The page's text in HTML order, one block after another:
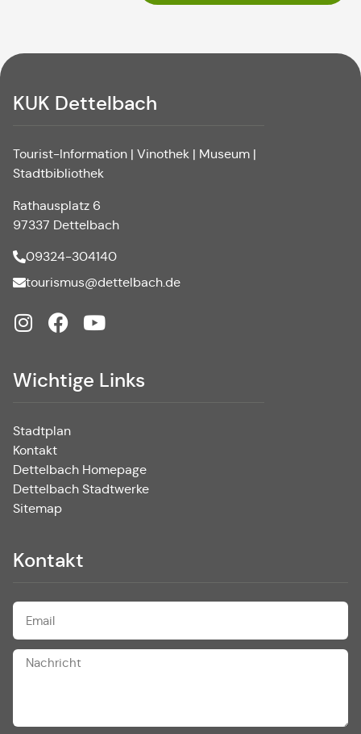
KUK Dettelbach
Tourist-Information | Vinothek | Museum |
Stadtbibliothek
Rathausplatz 6
97337 Dettelbach
09324-304140
tourismus@dettelbach.de
Wichtige Links
Stadtplan
Kontakt
Dettelbach Homepage
Dettelbach Stadtwerke
Sitemap
Kontakt